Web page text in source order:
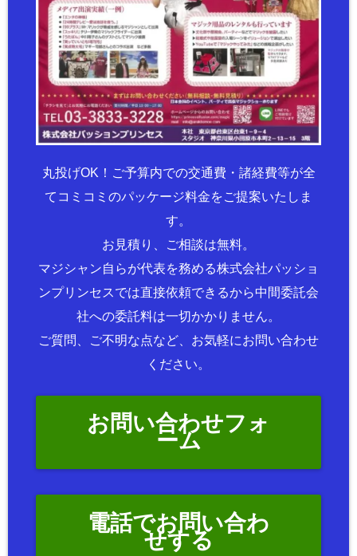
丸投げOK！ご予算内での交通費・諸経費等が全
てコミコミのパッケージ料金をご提案いたしま
す。
お見積り、ご相談は無料。
マジシャン自らが代表を務める株式会社パッショ
ンプリンセスでは直接依頼できるから中間委託会
社への委託料は一切かかりません。
ご質問、ご不明な点など、お気軽にお問い合わせ
ください。
お問い合わせフォ
ーム
電話でお問い合わ
せする